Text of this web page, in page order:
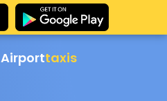
Airporttaxis